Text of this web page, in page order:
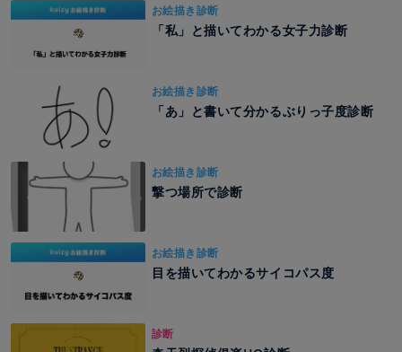
お絵描き診断
「私」と描いてわかる女子力診断
お絵描き診断
「あ」と書いて分かるぶりっ子度診断
お絵描き診断
撃つ場所で診断
お絵描き診断
目を描いてわかるサイコパス度
診断